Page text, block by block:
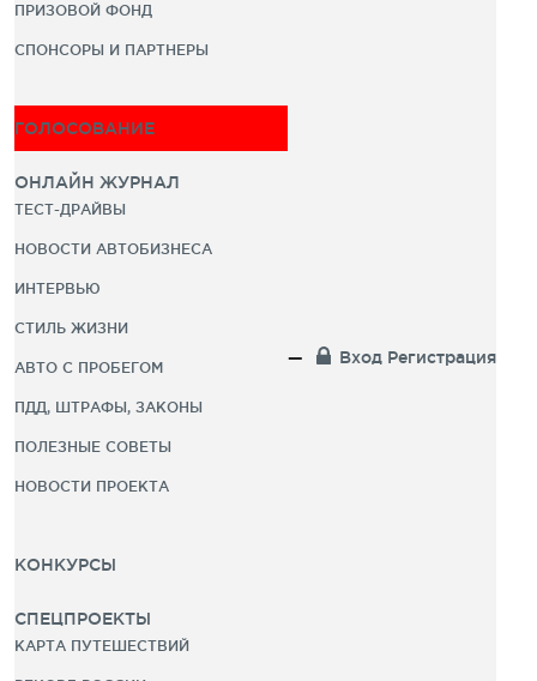
ПРИЗОВОЙ ФОНД
СПОНСОРЫ И ПАРТНЕРЫ
ГОЛОСОВАНИЕ
ОНЛАЙН ЖУРНАЛ
ТЕСТ-ДРАЙВЫ
НОВОСТИ АВТОБИЗНЕСА
ИНТЕРВЬЮ
СТИЛЬ ЖИЗНИ
АВТО С ПРОБЕГОМ
ПДД, ШТРАФЫ, ЗАКОНЫ
ПОЛЕЗНЫЕ СОВЕТЫ
НОВОСТИ ПРОЕКТА
КОНКУРСЫ
СПЕЦПРОЕКТЫ
КАРТА ПУТЕШЕСТВИЙ
Вход Регистрация